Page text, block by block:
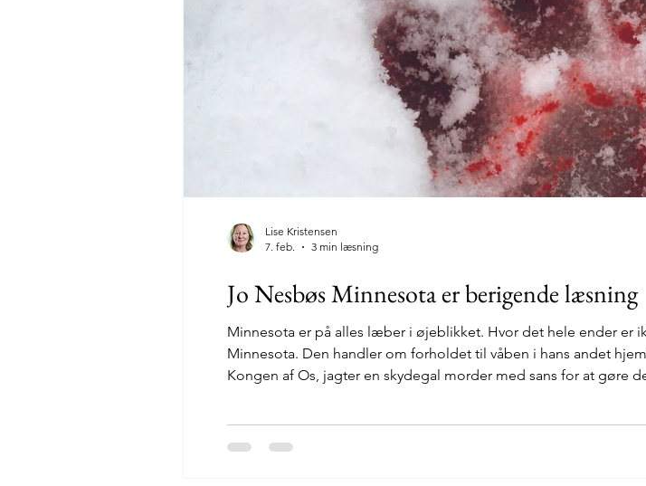
Jo Nesbøs Minnesota er berigende læsning
Minnesota er på alles læber i øjeblikket. Hvor det hele ender er
Minnesota. Den handler om forholdet til våben i hans andet
Kongen af Os, jagter en skydegal morder med sans for at gøre
Lise Kristensen
7. feb.
3 min læsning